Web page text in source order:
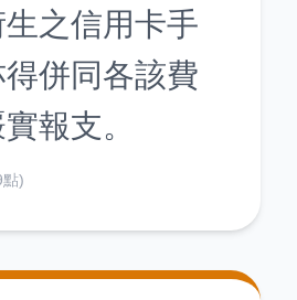
生之信用卡手
併同各該費
報支。
)